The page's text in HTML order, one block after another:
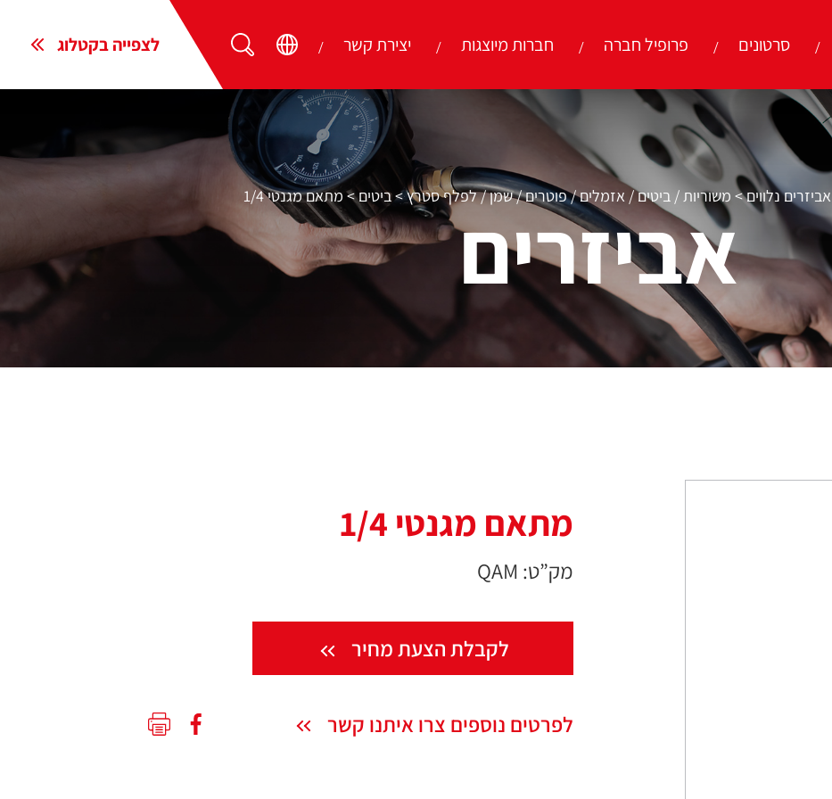
סרטונים פרופיל חברה חברות מיוצגות יצירת קשר לצפייה בקטלוג
אביזרים נלווים> משוריות / ביטים / אזמלים / פוטרים / שמן / לפלף סטרץ>ביטים>מתאם מגנטי 1/4 אביזרים
מתאם מגנטי 1/4
מק”ט: QAM
לקבלת הצעת מחיר
לפרטים נוספים צרו איתנו קשר